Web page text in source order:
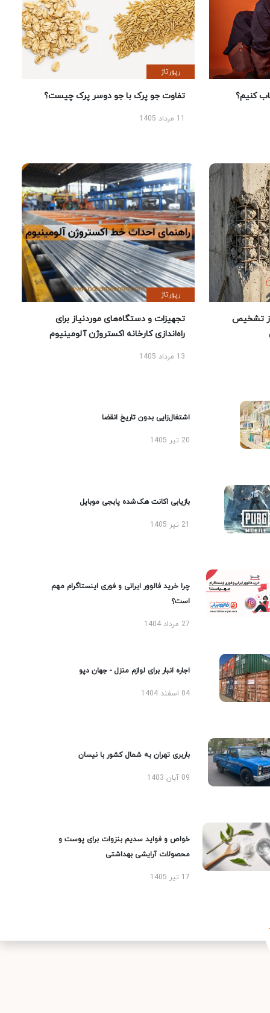
کنیم؟
رپورتاژ
تفاوت جو پرک با جو دوسر پرک چیست؟
تشخیص
رپورتاژ
تجهیزات و دستگاه‌های موردنیاز برای
راه‌اندازی کارخانه اکستروژن آلومینیوم
13 مرداد 1405
اشتغال‌زایی بدون تاریخ انقضا
20 تیر 1405
بازیابی اکانت هک‌شده پابجی موبایل
چرا خرید فالوور ایرانی و فوری اینستاگرام مهم
است؟
27 مرداد 1404
اجاره انبار برای لوازم منزل - جهان دپو
04 اسفند 1404
باربری تهران به شمال کشور با نیسان
09 آبان 1403
خواص و فواید سدیم بنزوات برای پوست و
محصولات آرایشی بهداشتی
17 تیر 1405